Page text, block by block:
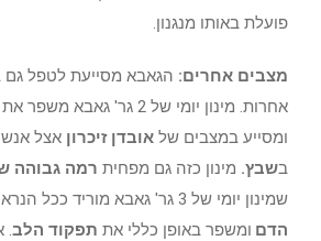
פועלת באותו מנגנון.
מצבים אחרים: הגאבא מסייעת לטפל גם
אחרות. מינון יומי של 2 גר'
ומסייע במצבים של אובדן זיכרון אצל
בשבץ. מינון כזה גם מפחית רמה גבוהה
שמינון יומי של 3 גר' גאבא מוריד ככל הנראה
הדם ומשפר באופן כללי את תפקוד הלב